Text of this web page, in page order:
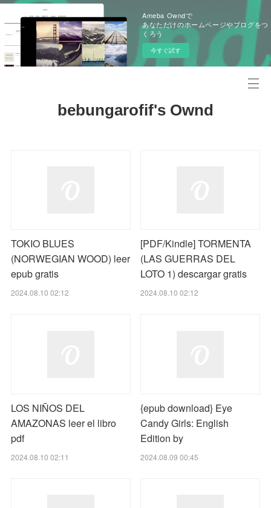
Ameba Owndで
あなただけのホームページやブログをつ
くろう
今すぐ試す
bebungarofif's Ownd
TOKIO BLUES
(NORWEGIAN WOOD) leer
epub gratis
2024.08.10 02:12
[PDF/Kindle] TORMENTA
(LAS GUERRAS DEL
LOTO 1) descargar gratis
2024.08.10 02:12
LOS NIÑOS DEL
AMAZONAS leer el libro
pdf
2024.08.10 02:11
{epub download} Eye
Candy Girls: English
Edition by
2024.08.09 00:45